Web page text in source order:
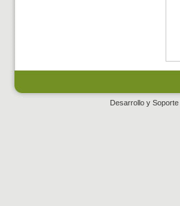
Desarrollo y Soporte